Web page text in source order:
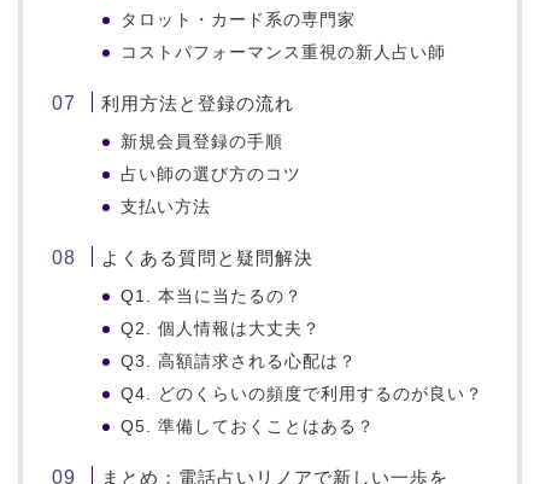
タロット・カード系の専門家
コストパフォーマンス重視の新人占い師
利用方法と登録の流れ
新規会員登録の手順
占い師の選び方のコツ
支払い方法
よくある質問と疑問解決
Q1. 本当に当たるの？
Q2. 個人情報は大丈夫？
Q3. 高額請求される心配は？
Q4. どのくらいの頻度で利用するのが良い？
Q5. 準備しておくことはある？
まとめ：電話占いリノアで新しい一歩を